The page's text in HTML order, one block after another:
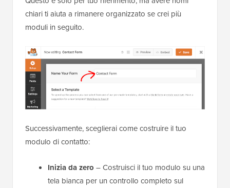
chiari ti aiuta a rimanere organizzato se crei più
moduli in seguito.
Successivamente, sceglierai come costruire il tuo
modulo di contatto:
Inizia da zero – Costruisci il tuo modulo su una
tela bianca per un controllo completo sul